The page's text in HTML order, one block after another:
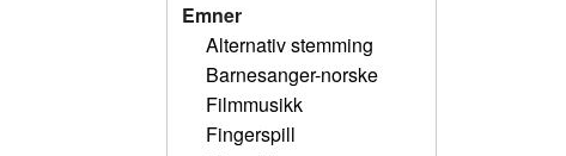
Emner
Alternativ stemming
Barnesanger-norske
Filmmusikk
Fingerspill